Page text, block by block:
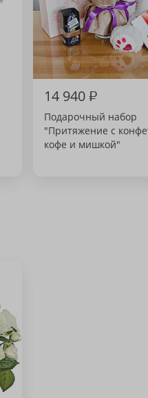
14 940₽
Подарочный набор
"Притяжение с
кофе и мишкой"